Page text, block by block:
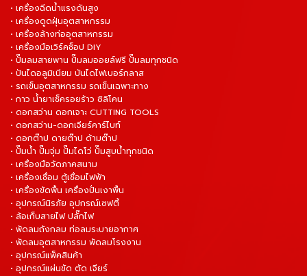
• เครื่องฉีดน้ำแรงดันสูง
• เครื่องดูดฝุ่นอุตสาหกรรม
• เครื่องล้างท่ออุตสาหกรรม
• เครื่องมือเวิร์คช็อป DIY
• ปั๊มลมสายพาน ปั๊มลมออยล์ฟรี ปั๊มลมทุกชนิด
• ปันไดอลูมิเนียม บันไดไฟเบอร์กลาส
• รถเข็นอุตสาหกรรม รถเข็นเฉพาะทาง
• กาว น้ำยาเช็ครอยร้าว ซิลิโคน
• ดอกสว่าน ดอกเจาะ CUTTING TOOLS
• ดอกสว่าน-ดอกเจียร์คาร์ไบท์
• ดอกต๊าป ดายต๊าป ด้ามต๊าป
• ปั๊มน้ำ ปั๊มจุ่ม ปั๊มไดโว่ ปั๊มสูบน้ำทุกชนิด
• เครื่องมือวัดภาคสนาม
• เครื่องเชื่อม ตู้เชื่อมไฟฟ้า
• เครื่องขัดพื้น เครื่องปั่นเงาพื้น
• อุปกรณ์นิรภัย อุปกรณ์เซฟตี้
• ล้อเก็บสายไฟ ปลั๊กไฟ
• พัดลมถังกลม ท่อลมระบายอากาศ
• พัดลมอุตสาหกรรม พัดลมโรงงาน
• อุปกรณ์แพ็คสินค้า
• อุปกรณ์แผ่นขัด ตัด เจียร์